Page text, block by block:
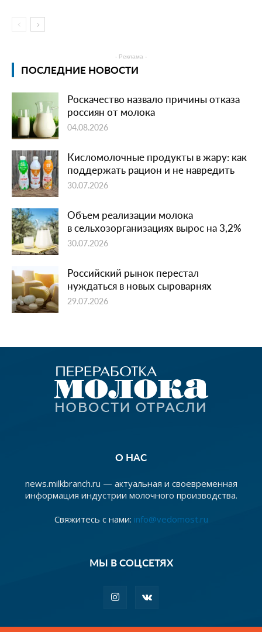
- Реклама -
ПОСЛЕДНИЕ НОВОСТИ
Роскачество назвало причины отказа
россиян от молока
04.08.2026
Кисломолочные продукты в жару: как
поддержать рацион и не навредить
30.07.2026
Объем реализации молока
в сельхозорганизациях вырос на 3,2%
30.07.2026
Российский рынок перестал
нуждаться в новых сыроварнях
29.07.2026
О НАС
news.milkbranch.ru — актуальная и своевременная
информация индустрии молочного производства.
Свяжитесь с нами: info@vedomost.ru
МЫ В СОЦСЕТЯХ